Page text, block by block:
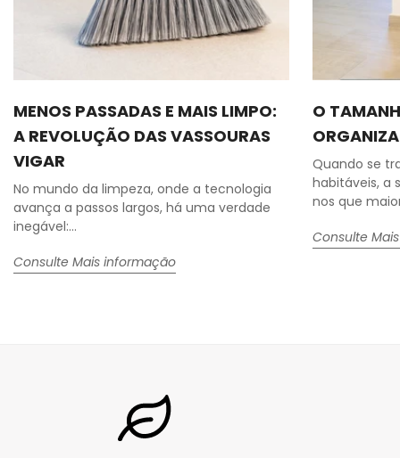
MENOS PASSADAS E MAIS LIMPO:
A REVOLUÇÃO DAS VASSOURAS
VIGAR
No mundo da limpeza, onde a tecnologia
avança a passos largos, há uma verdade
inegável:...
Consulte Mais informação
O
Quando se
habitáveis, a
nos que
Consulte